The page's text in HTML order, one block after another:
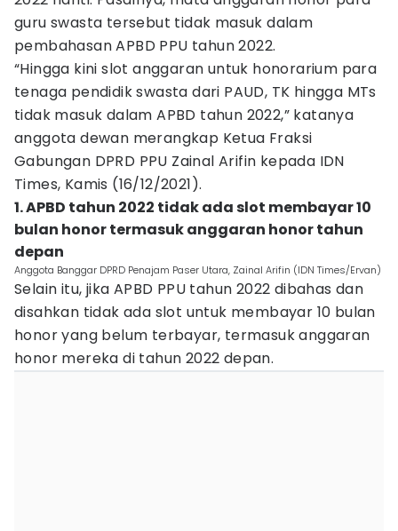
guru swasta tersebut tidak masuk dalam
pembahasan APBD PPU tahun 2022.
“Hingga kini slot anggaran untuk honorarium para
tenaga pendidik swasta dari PAUD, TK hingga MTs
tidak masuk dalam APBD tahun 2022,” katanya
anggota dewan merangkap Ketua Fraksi
Gabungan DPRD PPU Zainal Arifin kepada IDN
Times, Kamis (16/12/2021).
1. APBD tahun 2022 tidak ada slot membayar 10
bulan honor termasuk anggaran honor tahun
depan
Anggota Banggar DPRD Penajam Paser Utara, Zainal Arifin (IDN Times/Ervan)
Selain itu, jika APBD PPU tahun 2022 dibahas dan
disahkan tidak ada slot untuk membayar 10 bulan
honor yang belum terbayar, termasuk anggaran
honor mereka di tahun 2022 depan.